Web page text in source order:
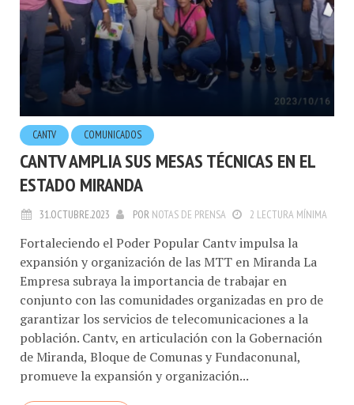
CANTV COMUNICADOS
CANTV AMPLIA SUS MESAS TÉCNICAS EN EL
ESTADO MIRANDA
31.OCTUBRE.2023 POR NOTAS DE PRENSA 2 LECTURA MÍNIMA
Fortaleciendo el Poder Popular Cantv impulsa la
expansión y organización de las MTT en Miranda La
Empresa subraya la importancia de trabajar en
conjunto con las comunidades organizadas en pro de
garantizar los servicios de telecomunicaciones a la
población. Cantv, en articulación con la Gobernación
de Miranda, Bloque de Comunas y Fundaconunal,
promueve la expansión y organización...